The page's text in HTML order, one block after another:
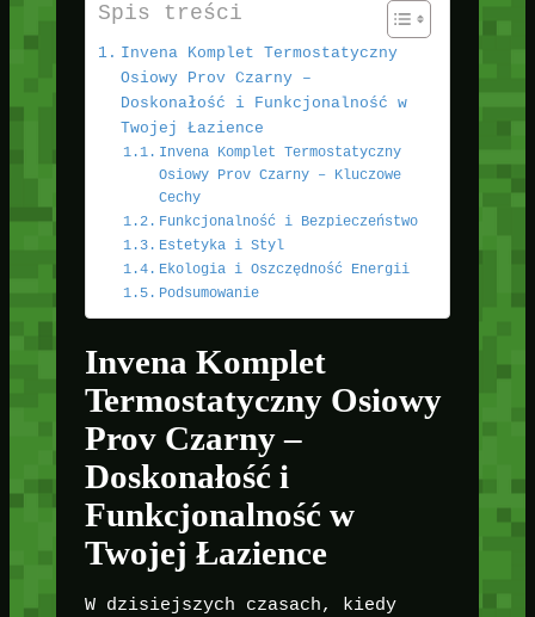
Spis treści
Invena Komplet Termostatyczny
Osiowy Prov Czarny –
Doskonałość i Funkcjonalność w
Twojej Łazience
Invena Komplet Termostatyczny
Osiowy Prov Czarny – Kluczowe
Cechy
Funkcjonalność i Bezpieczeństwo
Estetyka i Styl
Ekologia i Oszczędność Energii
Podsumowanie
Invena Komplet
Termostatyczny Osiowy
Prov Czarny –
Doskonałość i
Funkcjonalność w
Twojej Łazience
W dzisiejszych czasach, kiedy